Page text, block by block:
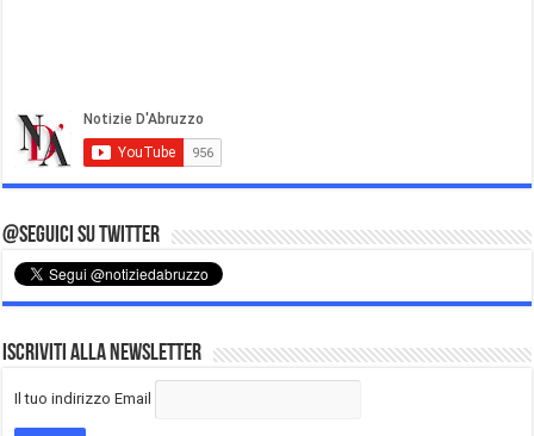
@Seguici su Twitter
Iscriviti alla Newsletter
Il tuo indirizzo Email